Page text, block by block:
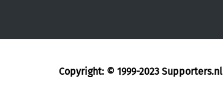
Copyright: © 1999-2023 Supporters.nl